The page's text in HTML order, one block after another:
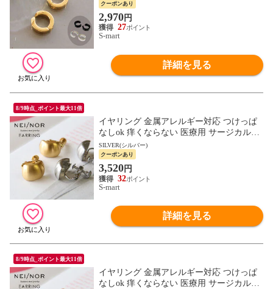
イナー 0015
クーポンあり
2,970円
27
S-mart
詳細を見る
8/9時点_ポイント最大11倍
イヤリング 金属アレルギー対応 つけっぱ
なしok 痒くならない 医療用 サージカルス
テンレス 316L ジェンダーレス ファッショ
ン アクセサリー
SILVER(シルバー)
クーポンあり
3,520円
32
S-mart
詳細を見る
8/9時点_ポイント最大11倍
イヤリング 金属アレルギー対応 つけっぱ
なしok 痒くならない 医療用 サージカルス